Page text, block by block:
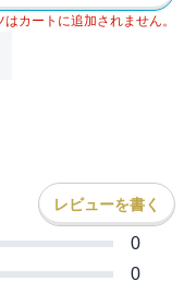
カートに追加されません。
レビューを書く
0
0